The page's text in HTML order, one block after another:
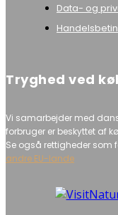
Data- og
Tryghed ved
Vi samarbejder med
forbruger er beskyttet af
Se også rettigheder som
andre EU-lande